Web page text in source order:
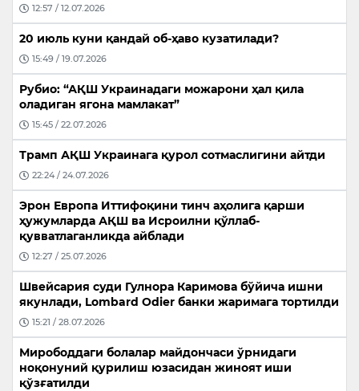
12:57 / 12.07.2026
20 июль куни қандай об-ҳаво кузатилади?
15:49 / 19.07.2026
Рубио: “АҚШ Украинадаги можарони ҳал қила
оладиган ягона мамлакат”
15:45 / 22.07.2026
Трамп АҚШ Украинага қурол сотмаслигини айтди
22:24 / 24.07.2026
Эрон Европа Иттифоқини тинч аҳолига қарши
ҳужумларда АҚШ ва Исроилни қўллаб-
қувватлаганликда айблади
12:27 / 25.07.2026
Швейсария суди Гулнора Каримова бўйича ишни
якунлади, Lombard Odier банки жаримага тортилди
15:21 / 28.07.2026
Мирободдаги болалар майдончаси ўрнидаги
ноқонуний қурилиш юзасидан жиноят иши
қўзғатилди